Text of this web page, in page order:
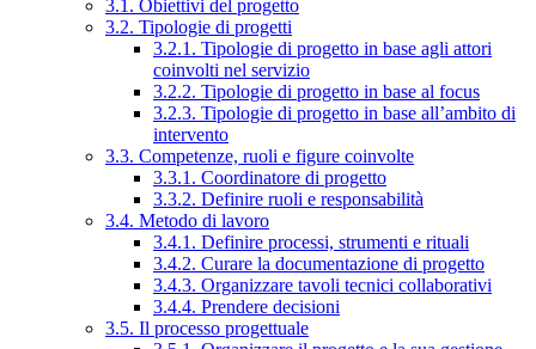
3.1. Obiettivi del progetto
3.2. Tipologie di progetti
3.2.1. Tipologie di progetto in base agli attori
coinvolti nel servizio
3.2.2. Tipologie di progetto in base al focus
3.2.3. Tipologie di progetto in base all’ambito di
intervento
3.3. Competenze, ruoli e figure coinvolte
3.3.1. Coordinatore di progetto
3.3.2. Definire ruoli e responsabilità
3.4. Metodo di lavoro
3.4.1. Definire processi, strumenti e rituali
3.4.2. Curare la documentazione di progetto
3.4.3. Organizzare tavoli tecnici collaborativi
3.4.4. Prendere decisioni
3.5. Il processo progettuale